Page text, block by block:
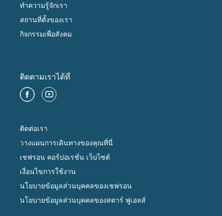
ทำความรู้จักเรา
สถานที่ตั้งของเรา
กิจกรรมเพื่อสังคม
ติดตามเราได้ที่
ติดต่อเรา
วางแผนการเดินทางของคุณที่นี่
เชฟรอน คอร์ปอเรชั่น เว็บไซต์
เงื่อนไขการใช้งาน
นโยบายข้อมูลส่วนบุคคลของเชฟรอน
นโยบายข้อมูลส่วนบุคคลของสตาร์ ฟูเอลส์